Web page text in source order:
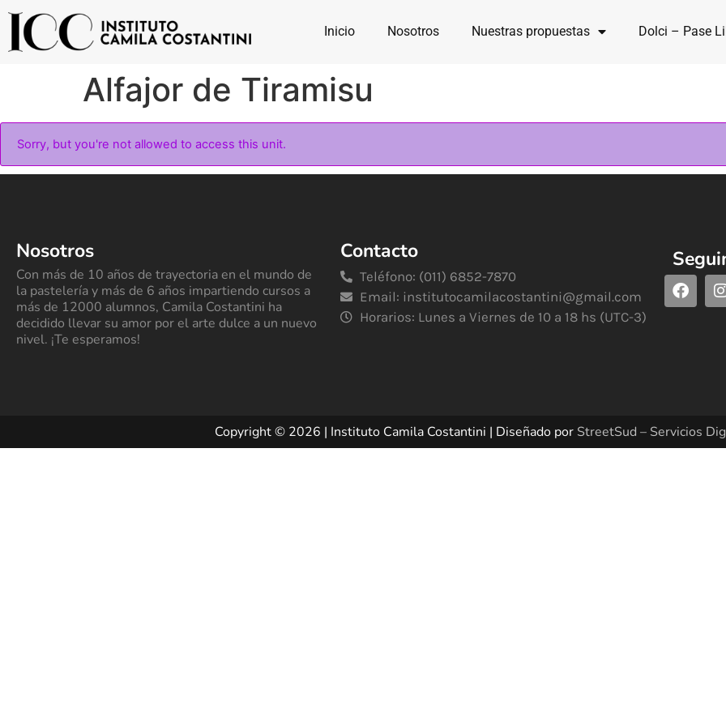
Inicio Nosotros Nuestras propuestas Dolci – Pase
Alfajor de Tiramisu
Sorry, but you're not allowed to access this unit.
Nosotros
Con más de 10 años de trayectoria en el mundo de
la pastelería y más de 6 años impartiendo cursos a
más de 12000 alumnos, Camila Costantini ha
decidido llevar su amor por el arte dulce a un nuevo
nivel. ¡Te esperamos!
Contacto
Teléfono: (011) 6852-7870
Email: institutocamilacostantini@gmail.com
Horarios: Lunes a Viernes de 10 a 18 hs (UTC-3)
Copyright © 2026 | Instituto Camila Costantini | Diseñado por StreetSud – Servicios